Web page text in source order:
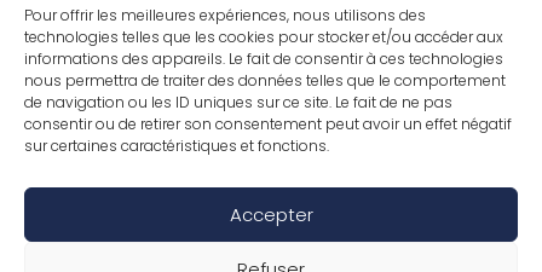
Pour offrir les meilleures expériences, nous utilisons des
technologies telles que les cookies pour stocker et/ou accéder aux
informations des appareils. Le fait de consentir à ces technologies
nous permettra de traiter des données telles que le comportement
de navigation ou les ID uniques sur ce site. Le fait de ne pas
consentir ou de retirer son consentement peut avoir un effet négatif
sur certaines caractéristiques et fonctions.
Accepter
Our vision for the world of tomorrow
Our floorings
Our laminates
Our parquets
Our wood veneers
Our accessories